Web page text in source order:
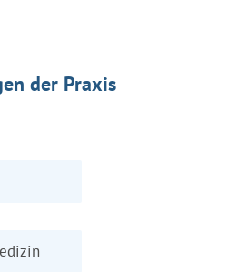
der Praxis